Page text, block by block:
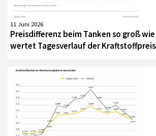
11 Juni 2026
Preisdifferenz beim Tanken so groß wie
wertet Tagesverlauf der